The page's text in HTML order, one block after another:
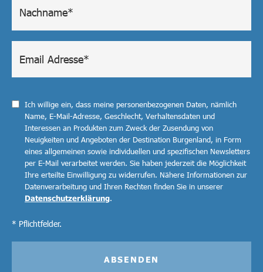
Ich willige ein, dass meine personenbezogenen Daten, nämlich
Name, E-Mail-Adresse, Geschlecht, Verhaltensdaten und
Interessen an Produkten zum Zweck der Zusendung von
Neuigkeiten und Angeboten der Destination Burgenland, in Form
eines allgemeinen sowie individuellen und spezifischen Newsletters
per E-Mail verarbeitet werden. Sie haben jederzeit die Möglichkeit
Ihre erteilte Einwilligung zu widerrufen. Nähere Informationen zur
Datenverarbeitung und Ihren Rechten finden Sie in unserer
Datenschutzerklärung.
* Pflichtfelder.
ABSENDEN